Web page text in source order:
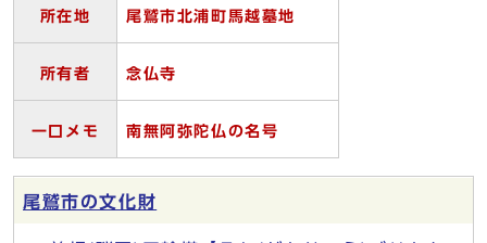
所在地 尾鷲市北浦町馬越墓地
所有者 念仏寺
一口メモ 南無阿弥陀仏の名号
尾鷲市の文化財